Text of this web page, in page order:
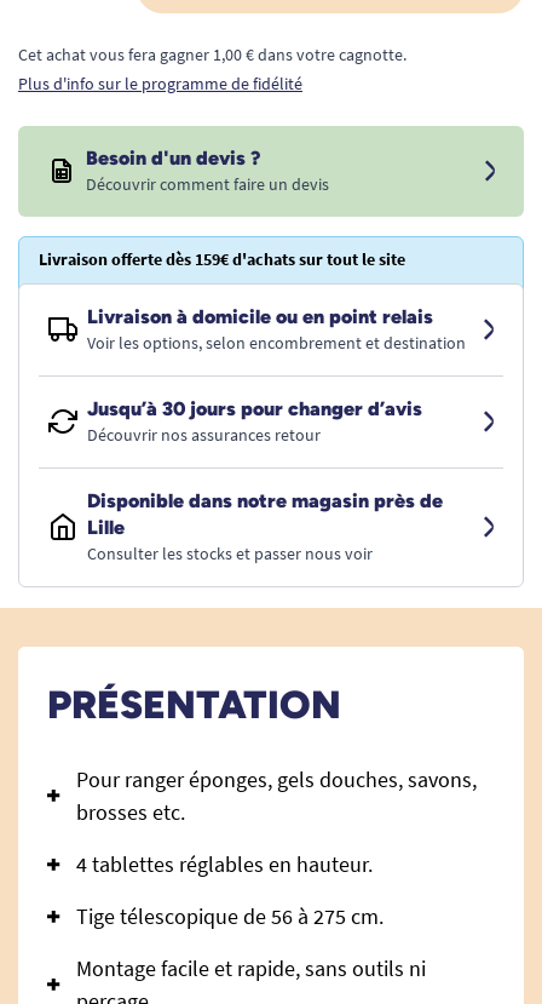
Cet achat vous fera gagner 1,00 € dans votre cagnotte.
Plus d'info sur le programme de fidélité
Besoin d'un devis ?
Découvrir comment faire un devis
Livraison offerte dès 159€ d'achats sur tout le site
Livraison à domicile ou en point relais
Voir les options, selon encombrement et destination
Jusqu’à 30 jours pour changer d’avis
Découvrir nos assurances retour
Disponible dans notre magasin près de
Lille
Consulter les stocks et passer nous voir
PRÉSENTATION
Pour ranger éponges, gels douches, savons,
brosses etc.
4 tablettes réglables en hauteur.
Tige télescopique de 56 à 275 cm.
Montage facile et rapide, sans outils ni